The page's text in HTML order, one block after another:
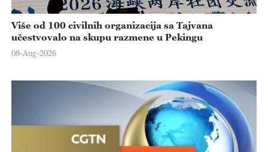
Više od 100 civilnih organizacija sa Tajvana
učestvovalo na skupu razmene u Pekingu
08-Aug-2026